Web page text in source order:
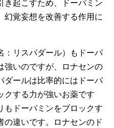
き起こすため、ドーパミン
幻覚妄想を改善する作用に
：リスパダール）もドーパ
強いのですが、ロナセンの
ダールは比率的にはドーパ
クする力が強いお薬です
もドーパミンをブロックす
の違いです。ロナセンのド